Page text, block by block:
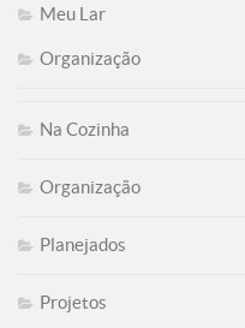
Meu Lar
Organização
Na Cozinha
Organização
Planejados
Projetos